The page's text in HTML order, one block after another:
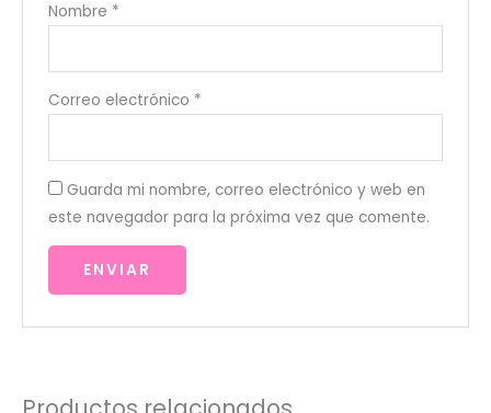
Nombre *
Correo electrónico *
Guarda mi nombre, correo electrónico y web en
este navegador para la próxima vez que comente.